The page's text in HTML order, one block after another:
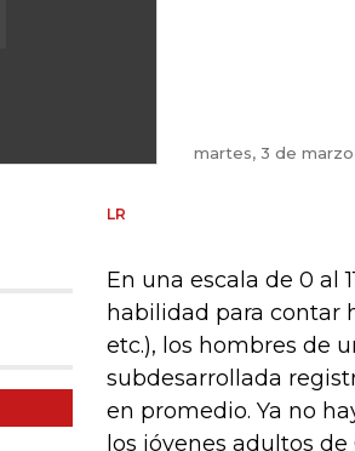
martes, 3 de marzo
LR
En una escala de 0 al
habilidad para contar
etc.), los hombres de
subdesarrollada
en promedio. Ya no
los jóvenes adultos